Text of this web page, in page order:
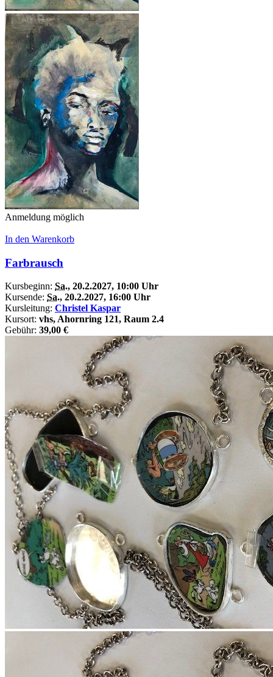
Anmeldung möglich
In den Warenkorb
Farbrausch
Kursbeginn: Sa., 20.2.2027, 10:00 Uhr
Kursende: Sa., 20.2.2027, 16:00 Uhr
Kursleitung: Christel Kaspar
Kursort: vhs, Ahornring 121, Raum 2.4
Gebühr: 39,00 €